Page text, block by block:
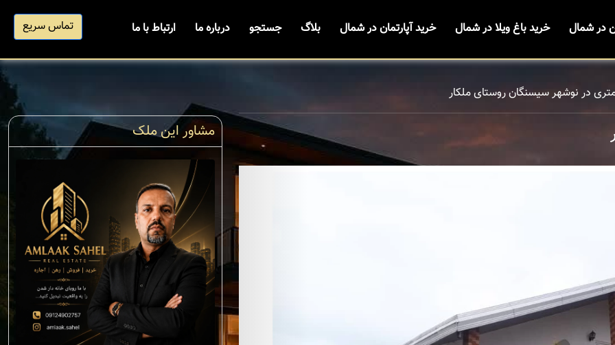
در شمال خرید باغ ویلا در شمال خرید آپارتمان در شمال بلاگ جستجو درباره ما ارتباط با ما تماس سریع
مشاور این ملک